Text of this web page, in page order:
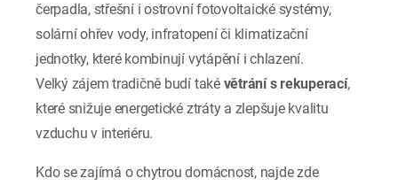
čerpadla, střešní i ostrovní fotovoltaické systémy,
solární ohřev vody, infratopení či klimatizační
jednotky, které kombinují vytápění i chlazení.
Velký zájem tradičně budí také větrání s rekuperací,
které snižuje energetické ztráty a zlepšuje kvalitu
vzduchu v interiéru.
Kdo se zajímá o chytrou domácnost, najde zde